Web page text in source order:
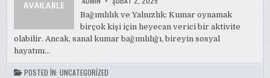
Bağımlılık ve Yalnızlık: Kumar oynamak
birçok kişi için heyecan verici bir aktivite
olabilir. Ancak, sanal kumar bağımlılığı, bireyin sosyal
hayatını…
POSTED IN:UNCATEGORIZED